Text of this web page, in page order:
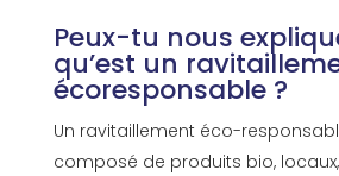
Peux-tu nous
qu’est un
écoresponsable ?
Un ravitaillement éco-
composé de produits bio,